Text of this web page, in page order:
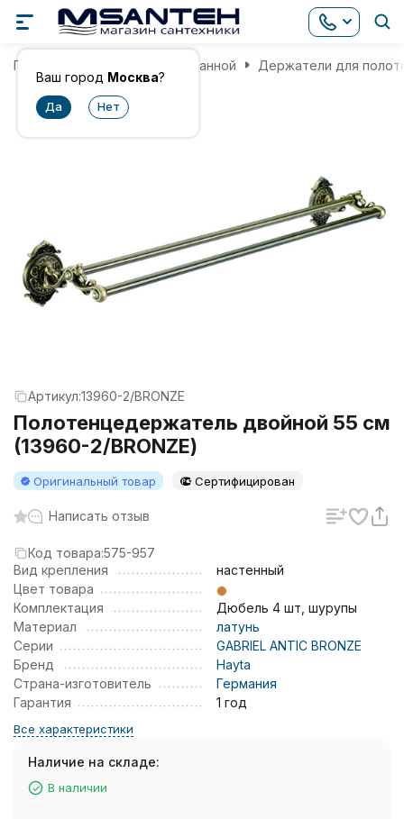
Ваш город Москва?
Главная Аксессуары для ванной Держатели для
Артикул:13960-2/BRONZE
Полотенцедержатель двойной 55 см
(13960-2/BRONZE)
Оригинальный товар Сертифицирован
Написать отзыв
Код товара:575-957
Вид крепления
настенный
Цвет товара
Комплектация
Дюбель 4 шт, шурупы
Материал
латунь
Серии
GABRIEL ANTIC BRONZE
Бренд
Hayta
Страна-изготовитель
Германия
Гарантия
1 год
Все характеристики
Наличие на складе:
В наличии